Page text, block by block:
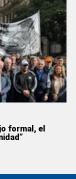
formal, el